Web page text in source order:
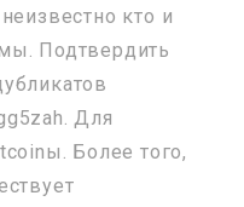
кто и
Подтвердить
Для
Более того,